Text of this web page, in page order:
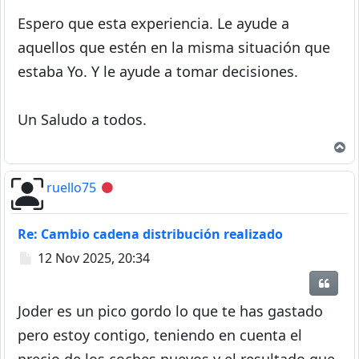
Espero que esta experiencia. Le ayude a
aquellos que estén en la misma situación que
estaba Yo. Y le ayude a tomar decisiones.
Un Saludo a todos.
ruello75 Desconectado
Re: Cambio cadena distribución realizado
Mensaje
12 Nov 2025, 20:34
Joder es un pico gordo lo que te has gastado
pero estoy contigo, teniendo en cuenta el